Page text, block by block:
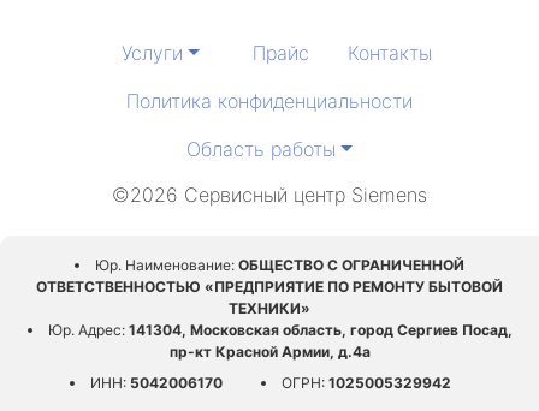
Услуги Прайс
Контакты
Политика конфиденциальности
Область работы
©2026 Сервисный центр Siemens
Юр. Наименование: ОБЩЕСТВО С ОГРАНИЧЕННОЙ
ОТВЕТСТВЕННОСТЬЮ «ПРЕДПРИЯТИЕ ПО РЕМОНТУ БЫТОВОЙ
ТЕХНИКИ»
Юр. Адрес:141304, Московская область, город Сергиев Посад,
пр-кт Красной Армии, д.4а
ИНН:5042006170 ОГРН:1025005329942